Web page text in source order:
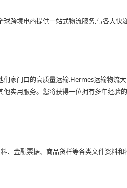
跨境电商提供一站式物流服务,与各大快
家门口的高质量运输.Hermes运输物流
实用服务。您将获得一位拥有多年经验
、金融票据、商品货样等各类文件资料和